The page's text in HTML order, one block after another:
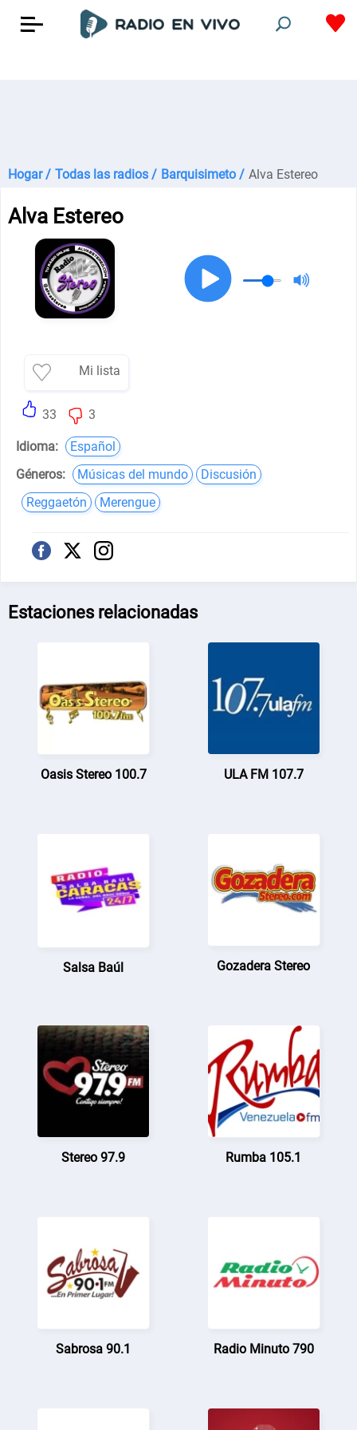
Hogar / Todas las radios / Barquisimeto / Alva Estereo
Alva Estereo
Mi lista
33 3
Idioma:
Español
Géneros:
Músicas del mundo
Discusión
Reggaetón
Merengue
Estaciones relacionadas
Oasis Stereo 100.7 ULA FM 107.7
Salsa Baúl Gozadera Stereo
Stereo 97.9 Rumba 105.1
Sabrosa 90.1 Radio Minuto 790